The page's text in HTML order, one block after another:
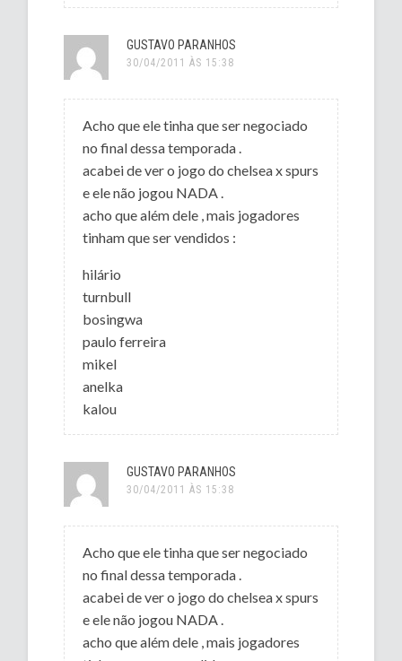
GUSTAVO PARANHOS
30/04/2011 ÀS 15:38
Acho que ele tinha que ser negociado
no final dessa temporada .
acabei de ver o jogo do chelsea x spurs
e ele não jogou NADA .
acho que além dele , mais jogadores
tinham que ser vendidos :
hilário
turnbull
bosingwa
paulo ferreira
mikel
anelka
kalou
GUSTAVO PARANHOS
30/04/2011 ÀS 15:38
Acho que ele tinha que ser negociado
no final dessa temporada .
acabei de ver o jogo do chelsea x spurs
e ele não jogou NADA .
acho que além dele , mais jogadores